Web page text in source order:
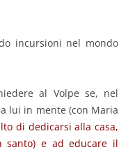
incursioni nel mondo
al Volpe se, nel
lui in mente (con Maria
di dedicarsi alla casa,
santo) e ad educare il